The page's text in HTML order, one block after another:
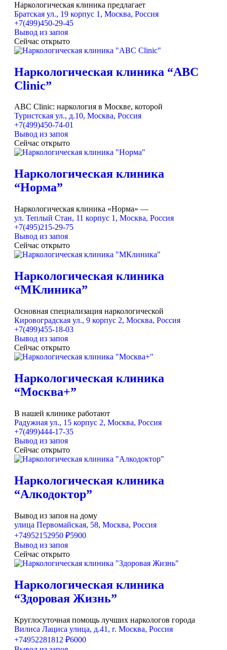
Наркологическая клиника предлагает
Братская ул., 19 корпус 1, Москва, Россия
+7(499)450-29-45
Вывод из запоя
Сейчас открыто
Наркологическая клиника “ABC
Clinic”
ABC Clinic: наркология в Москве, которой
Туристская ул., д.10, Москва, Россия
+7(499)450-74-01
Вывод из запоя
Сейчас открыто
Наркологическая клиника
“Норма”
Наркологическая клиника «Норма» —
ул. Теплый Стан, 11 корпус 1, Москва, Россия
+7(495)215-29-75
Вывод из запоя
Сейчас открыто
Наркологическая клиника
“МКлиника”
Основная специализация наркологической
Кировоградская ул., 9 корпус 2, Москва, Россия
+7(499)455-18-03
Вывод из запоя
Сейчас открыто
Наркологическая клиника
“Москва+”
В нашей клинике работают
Радужная ул., 15 корпус 2, Москва, Россия
+7(499)444-17-35
Вывод из запоя
Сейчас открыто
Наркологическая клиника
“Алкодоктор”
Вывод из запоя на дому
улица Первомайская, 58, Москва, Россия
+74952152950 ₽5900
Вывод из запоя
Сейчас открыто
Наркологическая клиника
“Здоровая Жизнь”
Круглосуточная помощь лучших наркологов города
Вилиса Лациса улица, д.41, г. Москва, Россия
+74952281812 ₽6000